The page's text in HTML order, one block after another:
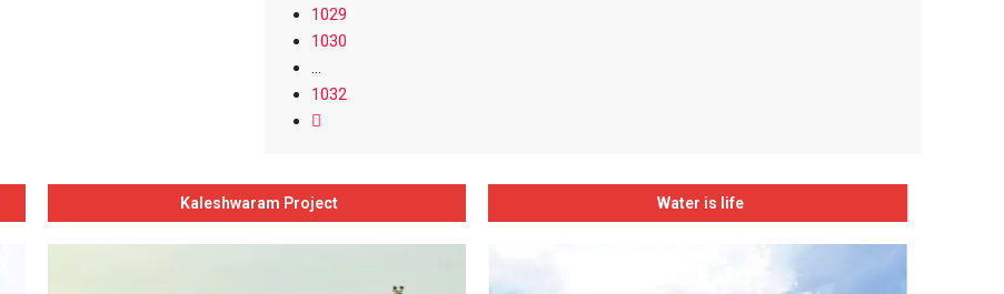
1029
1030
...
1032
Kaleshwaram Project Water is life